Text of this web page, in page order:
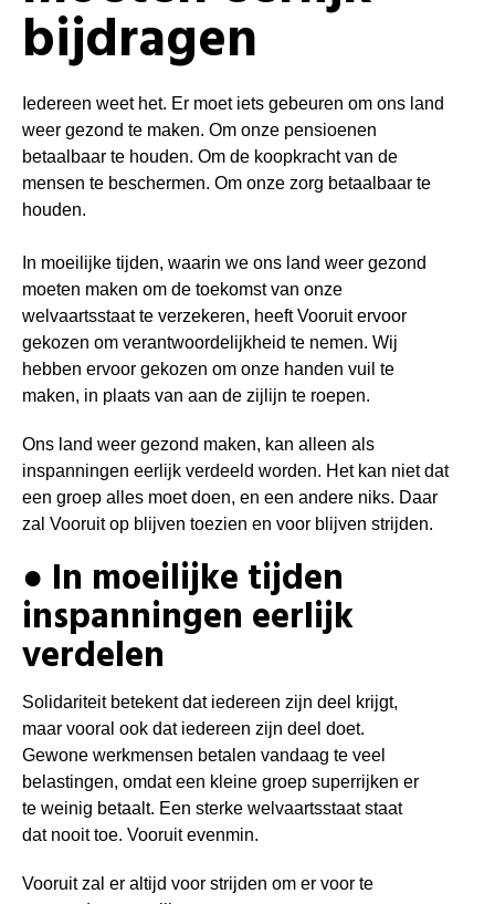
bijdragen
Iedereen weet het. Er moet iets gebeuren om ons land
weer gezond te maken. Om onze pensioenen
betaalbaar te houden. Om de koopkracht van de
mensen te beschermen. Om onze zorg betaalbaar te
houden.
In moeilijke tijden, waarin we ons land weer gezond
moeten maken om de toekomst van onze
welvaartsstaat te verzekeren, heeft Vooruit ervoor
gekozen om verantwoordelijkheid te nemen. Wij
hebben ervoor gekozen om onze handen vuil te
maken, in plaats van aan de zijlijn te roepen.
Ons land weer gezond maken, kan alleen als
inspanningen eerlijk verdeeld worden. Het kan niet dat
een groep alles moet doen, en een andere niks. Daar
zal Vooruit op blijven toezien en voor blijven strijden.
● In moeilijke tijden
inspanningen eerlijk
verdelen
Solidariteit betekent dat iedereen zijn deel krijgt,
maar vooral ook dat iedereen zijn deel doet.
Gewone werkmensen betalen vandaag te veel
belastingen, omdat een kleine groep superrijken er
te weinig betaalt. Een sterke welvaartsstaat staat
dat nooit toe. Vooruit evenmin.
Vooruit zal er altijd voor strijden om er voor te